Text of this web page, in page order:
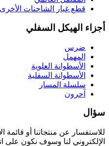
قطع غيار الشاحنات الأخرى
أجزاء الهيكل السفلي
ضرس
المهمل
الأسطوانة العلوية
الأسطوانة السفلية
سلسلة المسار
آحرون
سؤال
للاستفسار عن منتجاتنا أو قائمة
الإلكتروني لنا وسوف نكون على اتصال